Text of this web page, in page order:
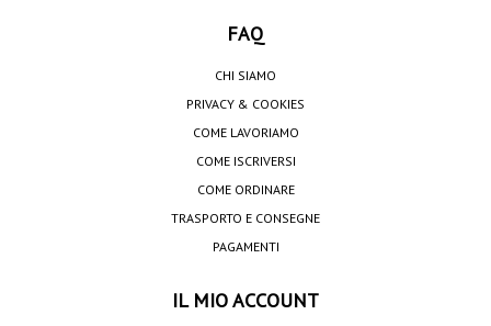
FAQ
CHI SIAMO
PRIVACY & COOKIES
COME LAVORIAMO
COME ISCRIVERSI
COME ORDINARE
TRASPORTO E CONSEGNE
PAGAMENTI
IL MIO ACCOUNT